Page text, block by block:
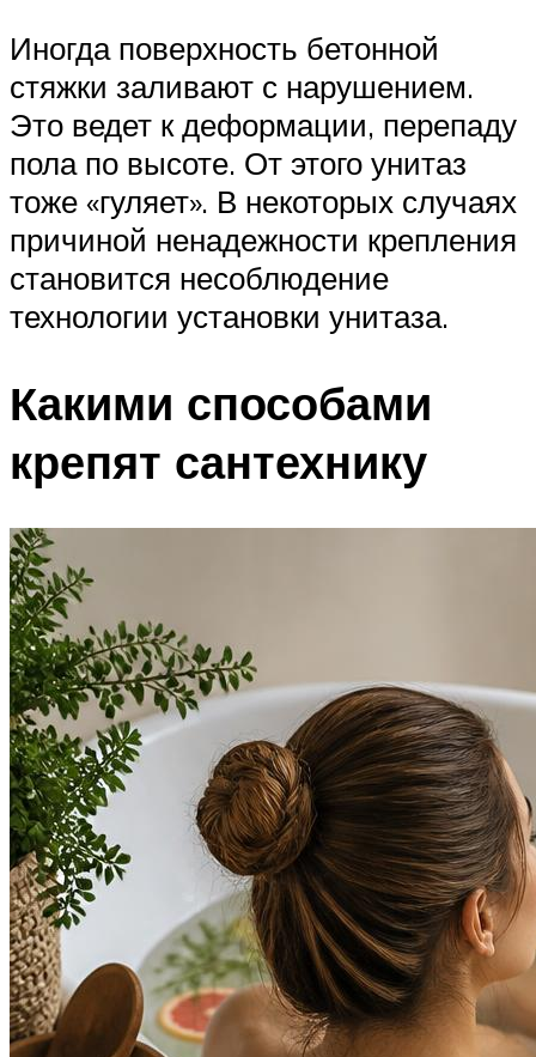
Иногда поверхность бетонной
стяжки заливают с нарушением.
Это ведет к деформации, перепаду
пола по высоте. От этого унитаз
тоже «гуляет». В некоторых случаях
причиной ненадежности крепления
становится несоблюдение
технологии установки унитаза.
Какими способами
крепят сантехнику